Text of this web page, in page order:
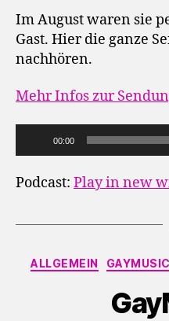
Im August waren sie
Gast. Hier die ganze
nachhören.
Mehr Infos zur
u
d
00:00
Podcast: Play in new
ALLGEMEIN GAYMUSIC